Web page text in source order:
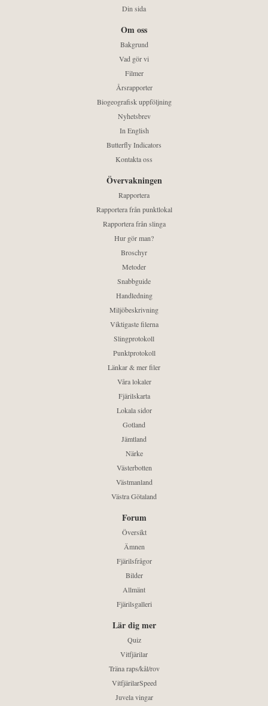
Din sida
Om oss
Bakgrund
Vad gör vi
Filmer
Årsrapporter
Biogeografisk uppföljning
Nyhetsbrev
In English
Butterfly Indicators
Kontakta oss
Övervakningen
Rapportera
Rapportera från punktlokal
Rapportera från slinga
Hur gör man?
Broschyr
Metoder
Snabbguide
Handledning
Miljöbeskrivning
Viktigaste filerna
Slingprotokoll
Punktprotokoll
Länkar & mer filer
Våra lokaler
Fjärilskarta
Lokala sidor
Gotland
Jämtland
Närke
Västerbotten
Västmanland
Västra Götaland
Forum
Översikt
Ämnen
Fjärilsfrågor
Bilder
Allmänt
Fjärilsgalleri
Lär dig mer
Quiz
Vitfjärilar
Träna raps/kål/rov
VitfjärilarSpeed
Juvela vingar